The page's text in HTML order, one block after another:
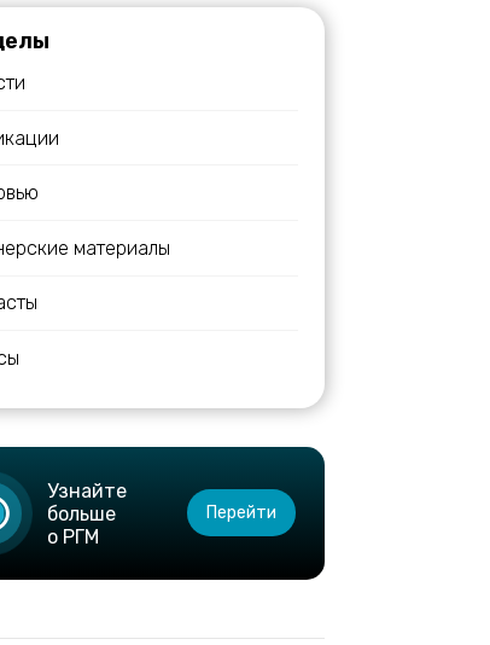
материалы
Узнайте
больше
о РГМ
Перейти